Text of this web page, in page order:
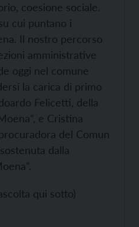
coesione sociale.
cui puntano i
Il nostro percorso
amministrative
oggi nel comune
la carica di primo
Felicetti, della
e Cristina
del Comun
dalla
qui sotto)